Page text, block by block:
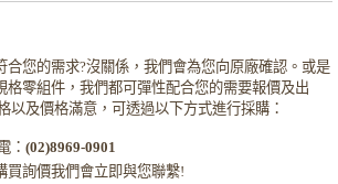
合您的需求?沒關係，我們會為您向原廠確認。或是
格零組件，我們都可彈性配合您的需要報價及出
以及價格滿意，可透過以下方式進行採購：
：(02)8969-0901
買詢價我們會立即與您聯繫!